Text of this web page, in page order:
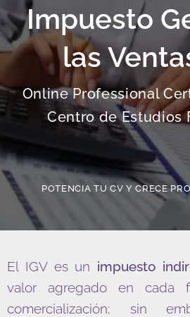
Impuesto
las
Online Professional
Centro de Estudios
POTENCIA TU CV Y CRECE
El IGV es un impuesto
valor agregado en cada
comercialización; sin